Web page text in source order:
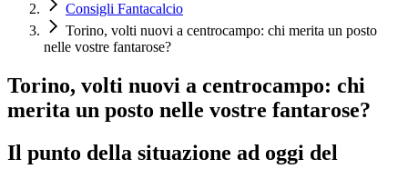
Consigli Fantacalcio
Torino, volti nuovi a centrocampo: chi merita un posto
nelle vostre fantarose?
Torino, volti nuovi a centrocampo: chi
merita un posto nelle vostre fantarose?
Il punto della situazione ad oggi del